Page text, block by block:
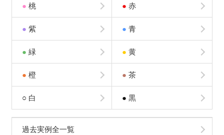
● 桃 ● 赤
● 紫 ● 青
● 緑 ● 黄
● 橙 ● 茶
○ 白 ● 黒
過去実例全一覧